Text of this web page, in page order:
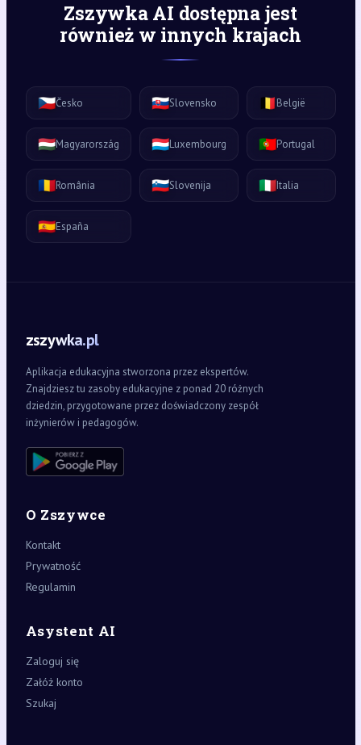
Zszywka AI dostępna jest
również w innych krajach
🇨🇿Česko 🇸🇰Slovensko 🇧🇪België
🇭🇺Magyarország 🇱🇺Luxembourg 🇵🇹Portugal
🇷🇴România 🇸🇮Slovenija 🇮🇹Italia
🇪🇸España
zszywka.pl
Aplikacja edukacyjna stworzona przez ekspertów.
Znajdziesz tu zasoby edukacyjne z ponad 20 różnych
dziedzin, przygotowane przez doświadczony zespół
inżynierów i pedagogów.
O Zszywce
Kontakt
Prywatność
Regulamin
Asystent AI
Zaloguj się
Załóż konto
Szukaj